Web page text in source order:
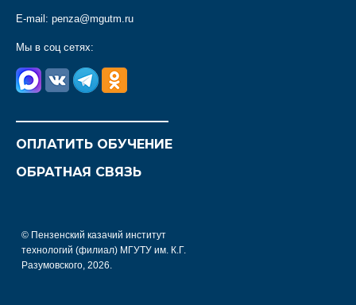
E-mail: penza@mgutm.ru
Мы в соц сетях:
ОПЛАТИТЬ ОБУЧЕНИЕ
ОБРАТНАЯ СВЯЗЬ
© Пензенский казачий институт
технологий (филиал) МГУТУ им. К.Г.
Разумовского, 2026.